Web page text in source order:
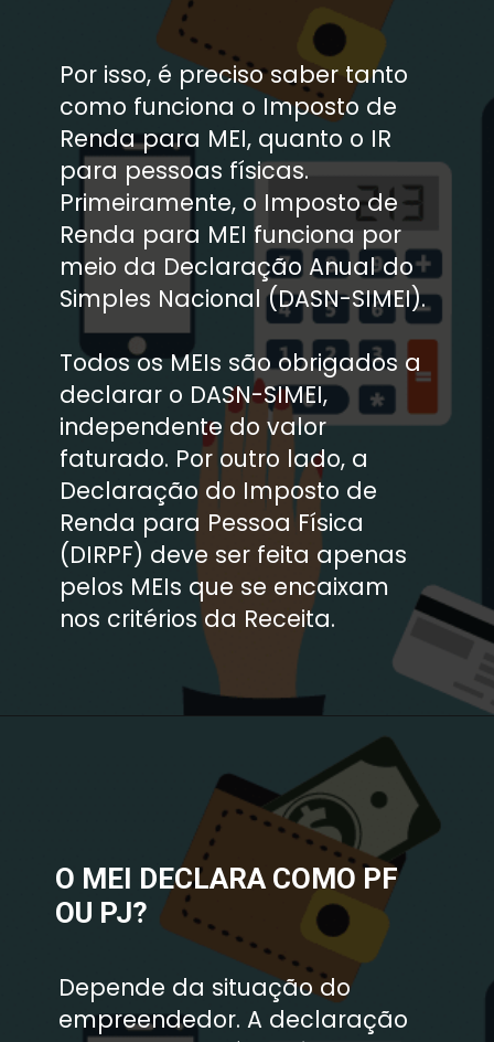
Por isso, é preciso saber tanto
como funciona o Imposto de
Renda para MEI, quanto o IR
para pessoas físicas.
Primeiramente, o Imposto de
Renda para MEI funciona por
meio da Declaração Anual do
Simples Nacional (DASN-SIMEI).
Todos os MEIs são obrigados a
declarar o DASN-SIMEI,
independente do valor
faturado. Por outro lado, a
Declaração do Imposto de
Renda para Pessoa Física
(DIRPF) deve ser feita apenas
pelos MEIs que se encaixam
nos critérios da Receita.
Depende da situação do
empreendedor. A declaração
O MEI DECLARA COMO PF
OU PJ?